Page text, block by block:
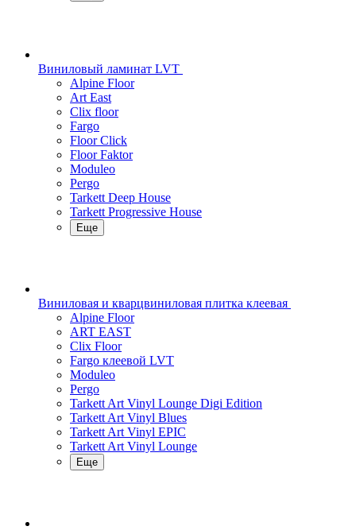
Виниловый ламинат LVT
Alpine Floor
Art East
Clix floor
Fargo
Floor Click
Floor Faktor
Moduleo
Pergo
Tarkett Deep House
Tarkett Progressive House
Еще
Виниловая и кварцвиниловая плитка клеевая
Alpine Floor
ART EAST
Clix Floor
Fargo клеевой LVT
Moduleo
Pergo
Tarkett Art Vinyl Lounge Digi Edition
Tarkett Art Vinyl Blues
Tarkett Art Vinyl EPIC
Tarkett Art Vinyl Lounge
Еще